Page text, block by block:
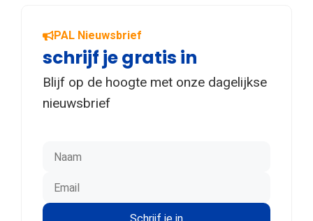
PAL Nieuwsbrief
schrijf je gratis in
Blijf op de hoogte met onze dagelijkse
nieuwsbrief